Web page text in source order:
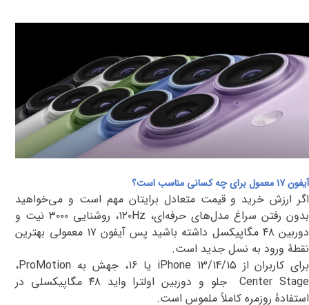
آیفون ۱۷ معمول برای چه کسانی مناسب است؟
اگر ارزش خرید و قیمت متعادل برایتان مهم است و می‌خواهید
بدون رفتن سراغ مدل‌های حرفه‌ای، Hz۱۲۰، روشنایی ۳۰۰۰نیت و
دوربین۴۸ مگاپیکسل
داشته باشید پس آیفون ۱۷ معمولی بهترین
نقطهٔ ورود به نسل جدید است.
برای کاربران از iPhone 13/14/15 یا 16، جهش به ProMotion،
Center Stage
جلو و دوربین اولترا واید ۴۸ مگاپیکسلی در
استفادهٔ روزمره کاملاً ملموس است.